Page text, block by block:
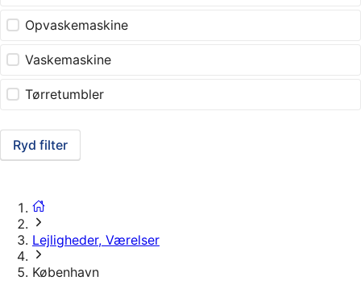
Opvaskemaskine
Vaskemaskine
Tørretumbler
Ryd filter
Lejligheder, Værelser
København